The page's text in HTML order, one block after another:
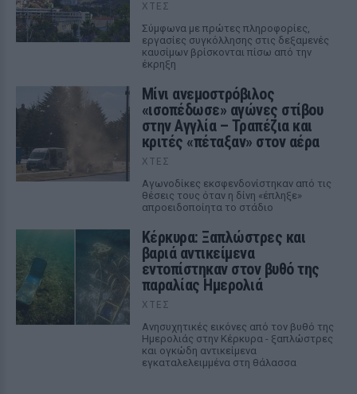
ΧΤΕΣ
Σύμφωνα με πρώτες πληροφορίες,
εργασίες συγκόλλησης στις δεξαμενές
καυσίμων βρίσκονται πίσω από την
έκρηξη
Μίνι ανεμοστρόβιλος
«ισοπέδωσε» αγώνες στίβου
στην Αγγλία – Τραπέζια και
κριτές «πέταξαν» στον αέρα
ΧΤΕΣ
Αγωνοδίκες εκσφενδονίστηκαν από τις
θέσεις τους όταν η δίνη «έπληξε»
απροειδοποίητα το στάδιο
Κέρκυρα: Ξαπλώστρες και
βαριά αντικείμενα
εντοπίστηκαν στον βυθό της
παραλίας Ημερολιά
ΧΤΕΣ
Ανησυχητικές εικόνες από τον βυθό της
Ημερολιάς στην Κέρκυρα - ξαπλώστρες
και ογκώδη αντικείμενα
εγκαταλελειμμένα στη θάλασσα